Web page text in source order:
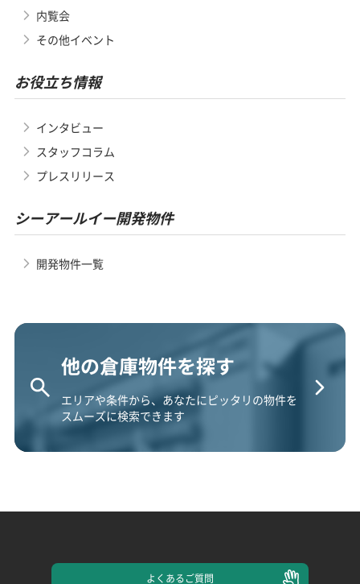
内覧会
その他イベント
お役立ち情報
インタビュー
スタッフコラム
プレスリリース
シーアールイー開発物件
開発物件一覧
他の倉庫物件を探す
エリアや条件から、あなたにピッタリの物件を
スムーズに検索できます
よくあるご質問